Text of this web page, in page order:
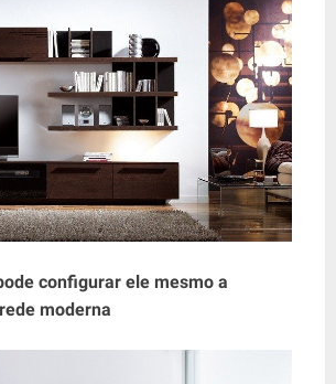
configurar ele mesmo a
moderna